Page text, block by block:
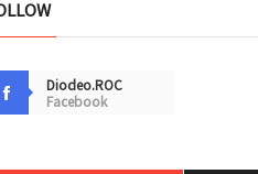
Diodeo.ROC
Facebook